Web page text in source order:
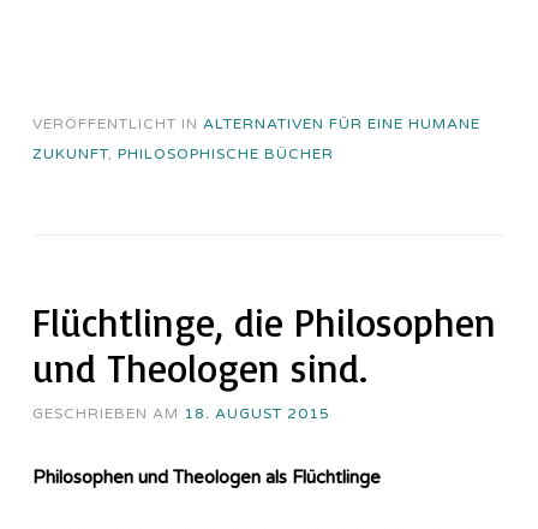
VERÖFFENTLICHT IN ALTERNATIVEN FÜR EINE HUMANE
ZUKUNFT, PHILOSOPHISCHE BÜCHER
Flüchtlinge, die Philosophen
und Theologen sind.
GESCHRIEBEN AM 18. AUGUST 2015
Philosophen und Theologen als Flüchtlinge